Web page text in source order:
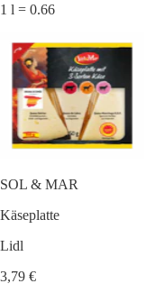
1 l = 0.66
SOL & MAR
Käseplatte
Lidl
3,79 €